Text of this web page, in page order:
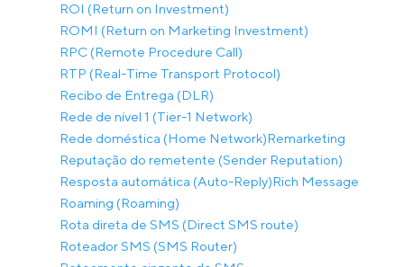
ROI (Return on Investment)
ROMI (Return on Marketing Investment)
RPC (Remote Procedure Call)
RTP (Real-Time Transport Protocol)
Recibo de Entrega (DLR)
Rede de nível 1 (Tier-1 Network)
Rede doméstica (Home Network)Remarketing
Reputação do remetente (Sender Reputation)
Resposta automática (Auto-Reply)Rich Message
Roaming (Roaming)
Rota direta de SMS (Direct SMS route)
Roteador SMS (SMS Router)